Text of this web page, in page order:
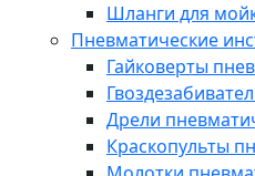
Шланги для
Пневматические
Гайковерты
Дрели
Краскопульты